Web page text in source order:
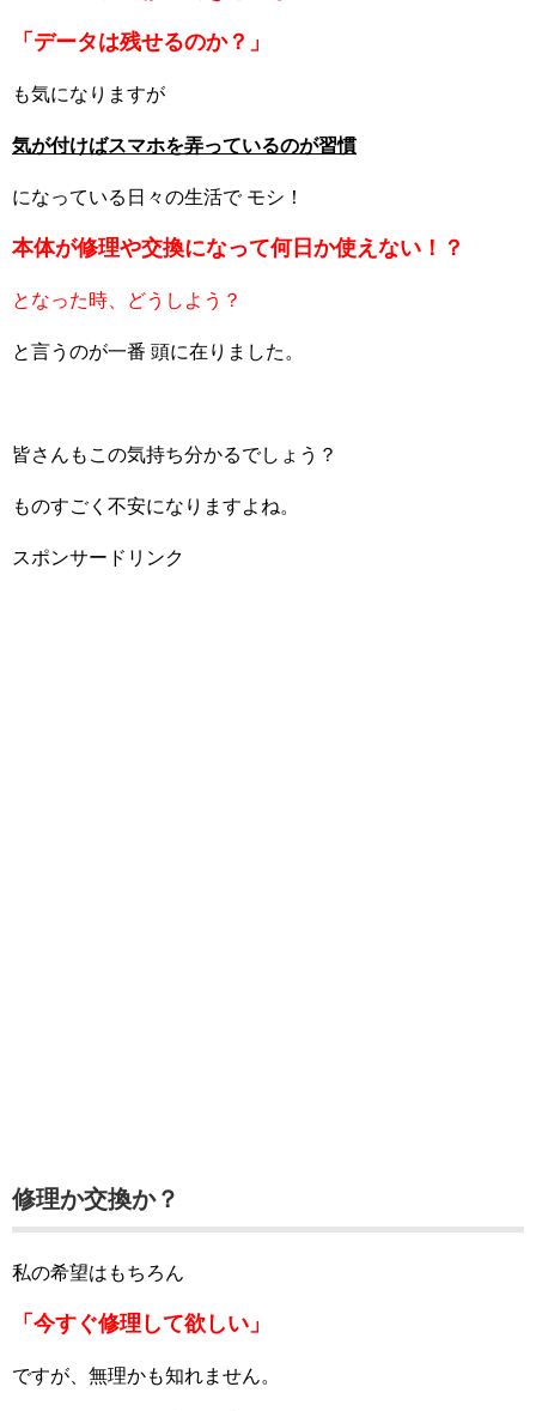
「データは残せるのか？」
も気になりますが
気が付けばスマホを弄っているのが習慣
になっている日々の生活で モシ！
本体が修理や交換になって何日か使えない！？
となった時、どうしよう？
と言うのが一番 頭に在りました。
皆さんもこの気持ち分かるでしょう？
ものすごく不安になりますよね。
スポンサードリンク
修理か交換か？
私の希望はもちろん
「今すぐ修理して欲しい」
ですが、無理かも知れません。